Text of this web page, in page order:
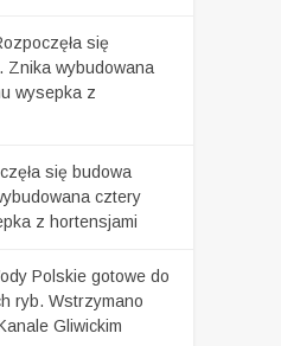
się
Znika wybudowana
wysepka z
się budowa
cztery
z hortensjami
Polskie gotowe do
ryb. Wstrzymano
Gliwickim